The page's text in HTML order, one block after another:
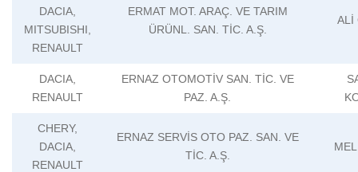
DACIA,
MITSUBISHI,
RENAULT
ERMAT MOT. ARAÇ. VE TARIM
ÜRÜNL. SAN. TİC. A.Ş.
ALİ
DACIA,
RENAULT
ERNAZ OTOMOTİV SAN. TİC. VE
PAZ. A.Ş.
CHERY,
DACIA,
RENAULT
ERNAZ SERVİS OTO PAZ. SAN. VE
TİC. A.Ş.